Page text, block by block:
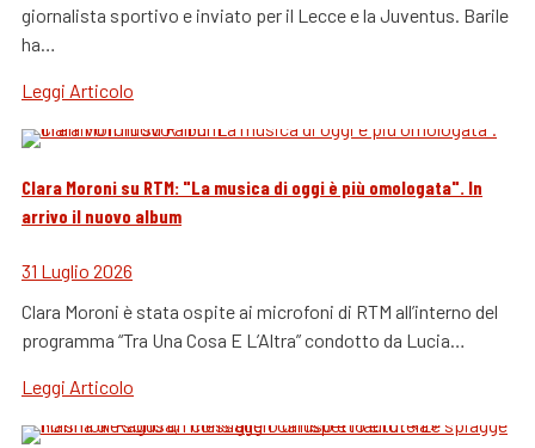
giornalista sportivo e inviato per il Lecce e la Juventus. Barile
ha…
Leggi Articolo
Clara Moroni su RTM: "La musica di oggi è più omologata". In
arrivo il nuovo album
31 Luglio 2026
Clara Moroni è stata ospite ai microfoni di RTM all’interno del
programma “Tra Una Cosa E L’Altra” condotto da Lucia…
Leggi Articolo